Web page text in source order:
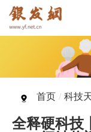
首页 / 科技
全释硬科技